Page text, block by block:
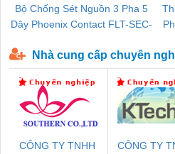
Bộ Chống Sét Nguồn 3 Pha 5
Dây Phoenix Contact FLT-SEC-
Nhà cung cấp chuyên
CÔNG TY TNHH
CÔNG TY